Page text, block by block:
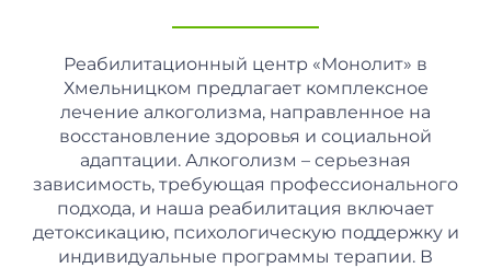
Реабилитационный центр «Монолит» в
Хмельницком предлагает комплексное
лечение алкоголизма, направленное на
восстановление здоровья и социальной
адаптации. Алкоголизм – серьезная
зависимость, требующая профессионального
подхода, и наша реабилитация включает
детоксикацию, психологическую поддержку и
индивидуальные программы терапии. В